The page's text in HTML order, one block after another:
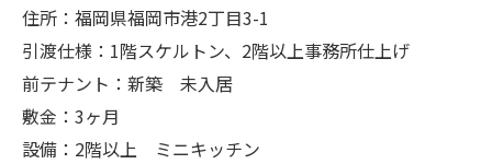
住所：福岡県福岡市港2丁目3-1
引渡仕様：1階スケルトン、2階以上事務所仕上げ
前テナント：新築 未入居
敷金：3ヶ月
設備：2階以上 ミニキッチン